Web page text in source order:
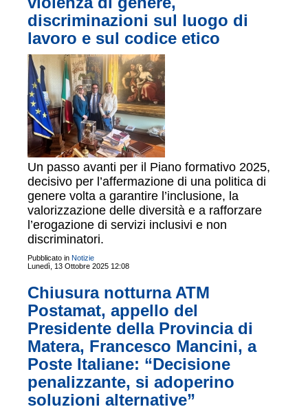
discriminazioni sul luogo di
lavoro e sul codice etico
Un passo avanti per il Piano formativo 2025,
decisivo per l’affermazione di una politica di
genere volta a garantire l’inclusione, la
valorizzazione delle diversità e a rafforzare
l’erogazione di servizi inclusivi e non
discriminatori.
Pubblicato in Notizie
Lunedì, 13 Ottobre 2025 12:08
Chiusura notturna ATM
Postamat, appello del
Presidente della Provincia di
Matera, Francesco Mancini, a
Poste Italiane: “Decisione
penalizzante, si adoperino
soluzioni alternative”